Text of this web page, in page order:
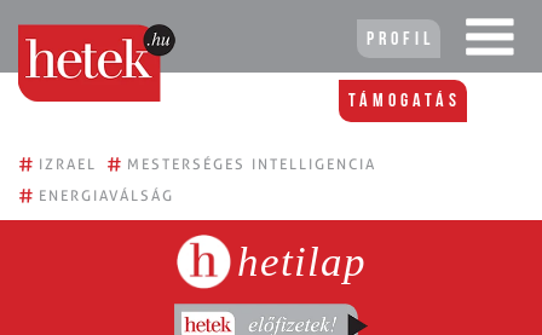
Profil
Támogatás
# IZRAEL # MESTERSÉGES INTELLIGENCIA
# ENERGIAVÁLSÁG
hetilap